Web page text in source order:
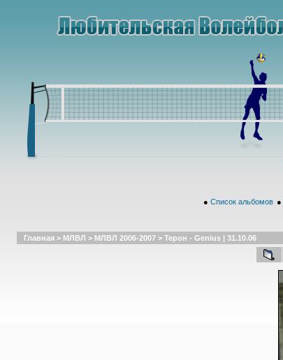
● Список альбомов ●
Главная > МЛВЛ > МЛВЛ 2006-2007 > Терон - Genius | 31.10.06